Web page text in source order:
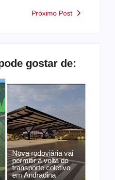
Próximo Post
gostar de:
Nova rodoviária vai
permitir a volta do
transporte coletivo
em Andradina